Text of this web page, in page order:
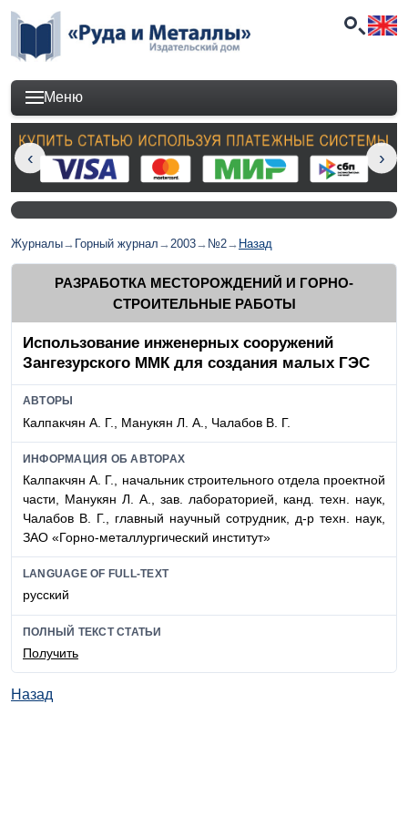
Меню
Журналы→ Горный журнал →2003→ №2→ Назад
РАЗРАБОТКА МЕСТОРОЖДЕНИЙ И ГОРНО-
СТРОИТЕЛЬНЫЕ РАБОТЫ
Использование инженерных сооружений
Зангезурского ММК для создания малых ГЭС
АВТОРЫ
Калпакчян А. Г., Манукян Л. А., Чалабов В. Г.
ИНФОРМАЦИЯ ОБ АВТОРАХ
Калпакчян А. Г., начальник строительного отдела проектной
части, Манукян Л. А., зав. лабораторией, канд. техн. наук,
Чалабов В. Г., главный научный сотрудник, д-р техн. наук,
ЗАО «Горно-металлургический институт»
LANGUAGE OF FULL-TEXT
русский
ПОЛНЫЙ ТЕКСТ СТАТЬИ
Получить
Назад